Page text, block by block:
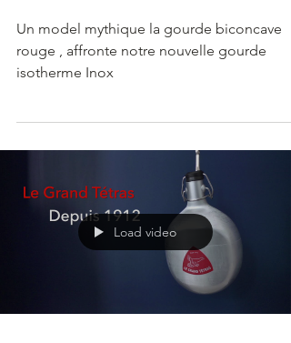
Un model mythique la gourde biconcave
rouge , affronte notre nouvelle gourde
isotherme Inox
Load video